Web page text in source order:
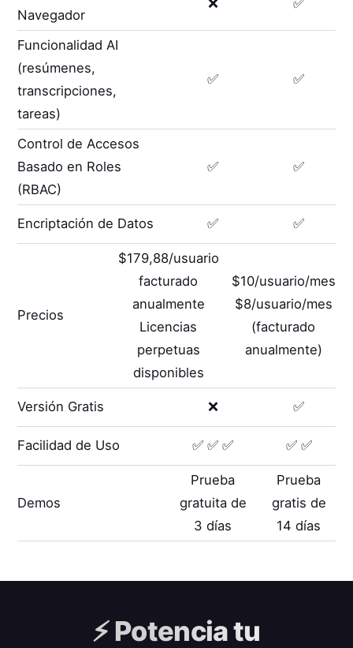
Navegador
❌ ✅
Funcionalidad AI
(resúmenes,
transcripciones,
tareas)
✅ ✅
Control de Accesos
Basado en Roles
(RBAC)
✅ ✅
Encriptación de Datos ✅ ✅
Precios
$179,88/usuario
facturado
anualmente
Licencias
perpetuas
disponibles
$10/usuario/mes
$8/usuario/mes
(facturado
anualmente)
Versión Gratis ❌ ✅
Facilidad de Uso ✅ ✅ ✅ ✅ ✅
Demos
Prueba
gratuita de
3 días
Prueba
gratis de
14 días
⚡️Potencia tu